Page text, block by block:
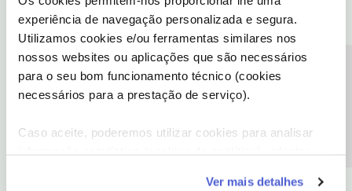
experiência de navegação personalizada e segura.
Utilizamos cookies e/ou ferramentas similares nos
nossos websites ou aplicações que são necessários
para o seu bom funcionamento técnico (cookies
necessários para a prestação de serviço).
Caso aceite, poderemos utilizar cookies para analisar
Ver mais detalhes